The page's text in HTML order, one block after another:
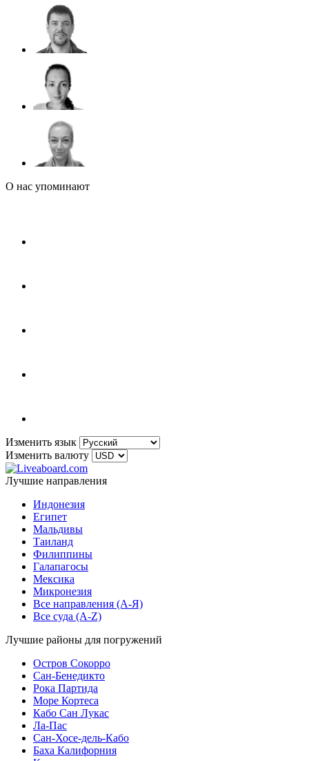
О нас упоминают
Изменить язык
Изменить валюту
Лучшие направления
Индонезия
Египет
Мальдивы
Таиланд
Филиппины
Галапагосы
Мексика
Микронезия
Все направления (A-Я)
Все суда (A-Z)
Лучшие районы для погружений
Остров Сокорро
Сан-Бенедикто
Рока Партида
Море Кортеса
Кабо Сан Лукас
Ла-Пас
Сан-Хосе-дель-Кабо
Баха Калифорния